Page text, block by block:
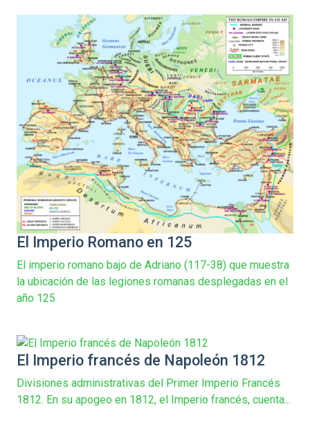
El Imperio Romano en 125
El imperio romano bajo de Adriano (117-38) que muestra
la ubicación de las legiones romanas desplegadas en el
año 125
El Imperio francés de Napoleón 1812
Divisiones administrativas del Primer Imperio Francés
1812. En su apogeo en 1812, el Imperio francés, cuenta...